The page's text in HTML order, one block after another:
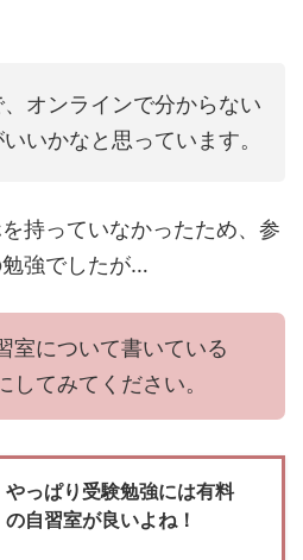
オンラインで分からない
いかなと思っています。
持っていなかったため、参
強でしたが…
室について書いている
してみてください。
やっぱり受験勉強には有料
の自習室が良いよね！